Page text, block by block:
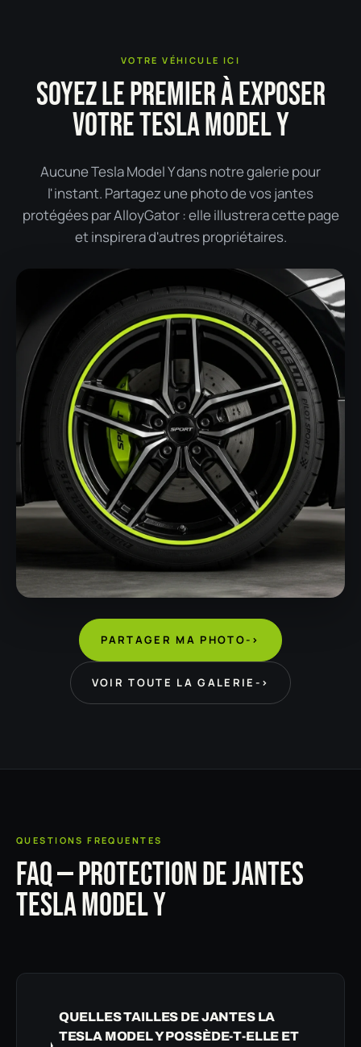
VOTRE VÉHICULE ICI
SOYEZ LE PREMIER À EXPOSER
VOTRE TESLA MODEL Y
Aucune Tesla Model Y dans notre galerie pour
l'instant. Partagez une photo de vos jantes
protégées par AlloyGator : elle illustrera cette page
et inspirera d'autres propriétaires.
PARTAGER MA PHOTO->
VOIR TOUTE LA GALERIE ->
QUESTIONS FREQUENTES
FAQ — PROTECTION DE JANTES
TESLA MODEL Y
QUELLES TAILLES DE JANTES LA
TESLA MODEL Y POSSÈDE-T-ELLE ET